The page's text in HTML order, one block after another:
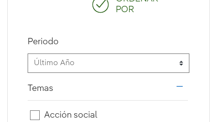
POR
Periodo
Temas
Acción social